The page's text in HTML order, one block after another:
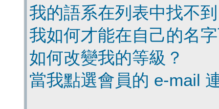
我的語系在列表中找不
我如何才能在自己的名
如何改變我的等級？
當我點選會員的 e-mail